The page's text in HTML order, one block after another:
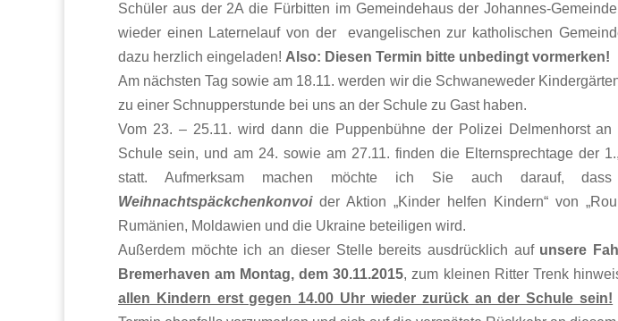
Schüler aus der 2A die Fürbitten im Gemeindehaus der Johannes-
wieder einen Laternelauf von der evangelischen zur katholischen
dazu herzlich eingeladen! Also: Diesen Termin bitte unbedingt vormerken!
Am nächsten Tag sowie am 18.11. werden wir die Schwaneweder
zu einer Schnupperstunde bei uns an der Schule zu Gast haben.
Vom 23. – 25.11. wird dann die Puppenbühne der Polizei Delmenhorst
Schule sein, und am 24. sowie am 27.11. finden die Elternsprechtage der
statt. Aufmerksam machen möchte ich Sie auch darauf,
Weihnachtspäckchenkonvoi der Aktion „Kinder helfen Kindern“ von
Rumänien, Moldawien und die Ukraine beteiligen wird.
Außerdem möchte ich an dieser Stelle bereits ausdrücklich auf unsere
Bremerhaven am Montag, dem 30.11.2015, zum kleinen Ritter Trenk
allen Kindern erst gegen 14.00 Uhr wieder zurück an der Schule sein!